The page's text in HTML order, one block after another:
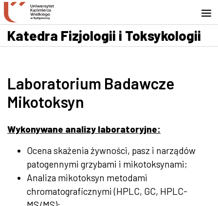
Przejdź do wyszukiwarki
Przejdź do treści
Przejdź do stopki - Kontakt
Katedra Fizjologii i Toksykologii
Laboratorium Badawcze
Mikotoksyn
Wykonywane analizy laboratoryjne:
Ocena skażenia żywności, pasz i narządów
patogennymi grzybami i mikotoksynami;
Analiza mikotoksyn metodami
chromatograficznymi (HPLC, GC, HPLC-